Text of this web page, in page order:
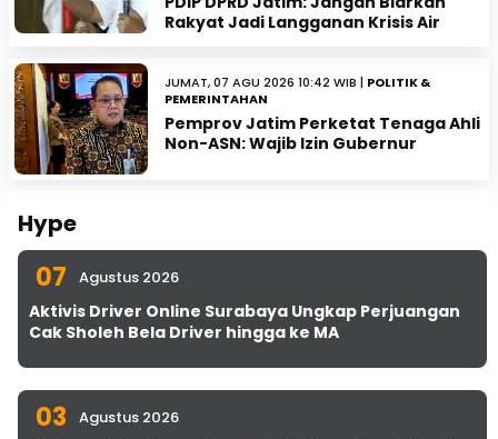
Rakyat Jadi Langganan Krisis Air
JUMAT, 07 AGU 2026 10:42 WIB | POLITIK &
PEMERINTAHAN
Pemprov Jatim Perketat Tenaga Ahli
Non-ASN: Wajib Izin Gubernur
Hype
07 Agustus 2026
Aktivis Driver Online Surabaya Ungkap Perjuangan
Cak Sholeh Bela Driver hingga ke MA
03 Agustus 2026